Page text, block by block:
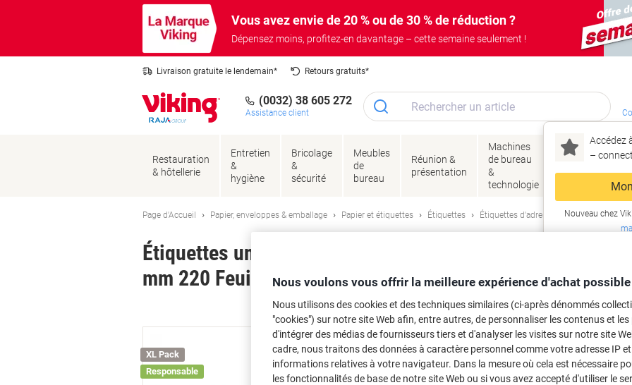
Vous avez envie de 20 % ou de 30 % de réduction ?
Dépensez moins, profitez-en davantage – cette semaine seulement !
Livraison gratuite le lendemain* Retours gratuits*
(0032) 38 605 272
Assistance client
Accédez
–
Nouveau chez
Restauration
& hôtellerie
Entretien
&
hygiène
Bricolage
&
sécurité
Meubles
de
bureau
Réunion &
présentation
Machines
de bureau
&
technologie
Encres
&
Page d'Accueil Papier, enveloppes & emballage Papier et étiquettes Étiquettes Étiquettes d'adresse et multifonctions
Étiquettes universelles Ultragrip Avery 3655-200
mm 220 Feuilles de 2 Étiquettes
Marque : Avery Viking N°. 8028351
XL Pack
Responsable
Achetez Plus,Dépensez Moins
€59,79 À partir de 3 Paquets
€69,95 TVA incl.
Nous voulons vous offrir la meilleure expérience d'achat possible
Nous utilisons des cookies et des techniques similaires (ci-après dénommés
"cookies") sur notre site Web afin, entre autres, de personnaliser les contenus et les
d'intégrer des médias de fournisseurs tiers et d'analyser les visites sur notre site
cadre, nous traitons des données à caractère personnel comme votre adresse IP et
informations relatives à votre navigateur. Dans la mesure où cela est nécessaire
les fonctionnalités de base de notre site Web ou si vous avez accepté d'utiliser le